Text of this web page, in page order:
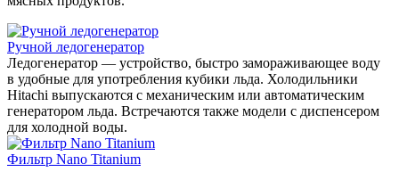
Ручной ледогенератор
Ледогенератор — устройство, быстро замораживающее воду
в удобные для употребления кубики льда. Холодильники
Hitachi выпускаются с механическим или автоматическим
генератором льда. Встречаются также модели с диспенсером
для холодной воды.
Фильтр Nano Titanium